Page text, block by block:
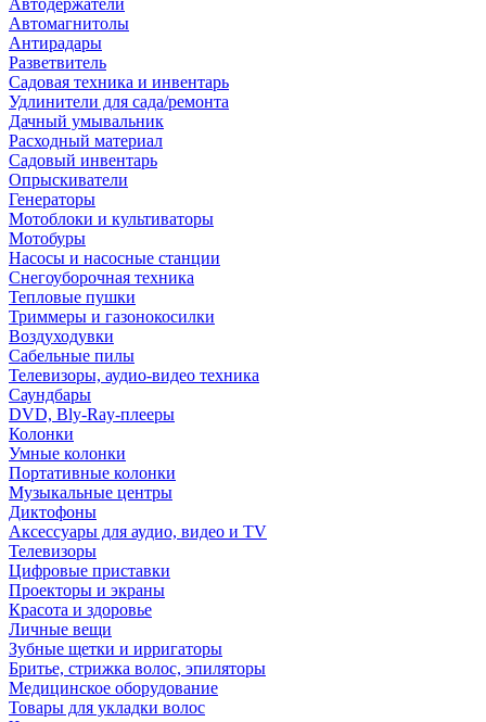
Автодержатели
Автомагнитолы
Антирадары
Разветвитель
Садовая техника и инвентарь
Удлинители для сада/ремонта
Дачный умывальник
Расходный материал
Садовый инвентарь
Опрыскиватели
Генераторы
Мотоблоки и культиваторы
Мотобуры
Насосы и насосные станции
Снегоуборочная техника
Тепловые пушки
Триммеры и газонокосилки
Воздуходувки
Сабельные пилы
Телевизоры, аудио-видео техника
Саундбары
DVD, Bly-Ray-плееры
Колонки
Умные колонки
Портативные колонки
Музыкальные центры
Диктофоны
Аксессуары для аудио, видео и TV
Телевизоры
Цифровые приставки
Проекторы и экраны
Красота и здоровье
Личные вещи
Зубные щетки и ирригаторы
Бритье, стрижка волос, эпиляторы
Медицинское оборудование
Товары для укладки волос